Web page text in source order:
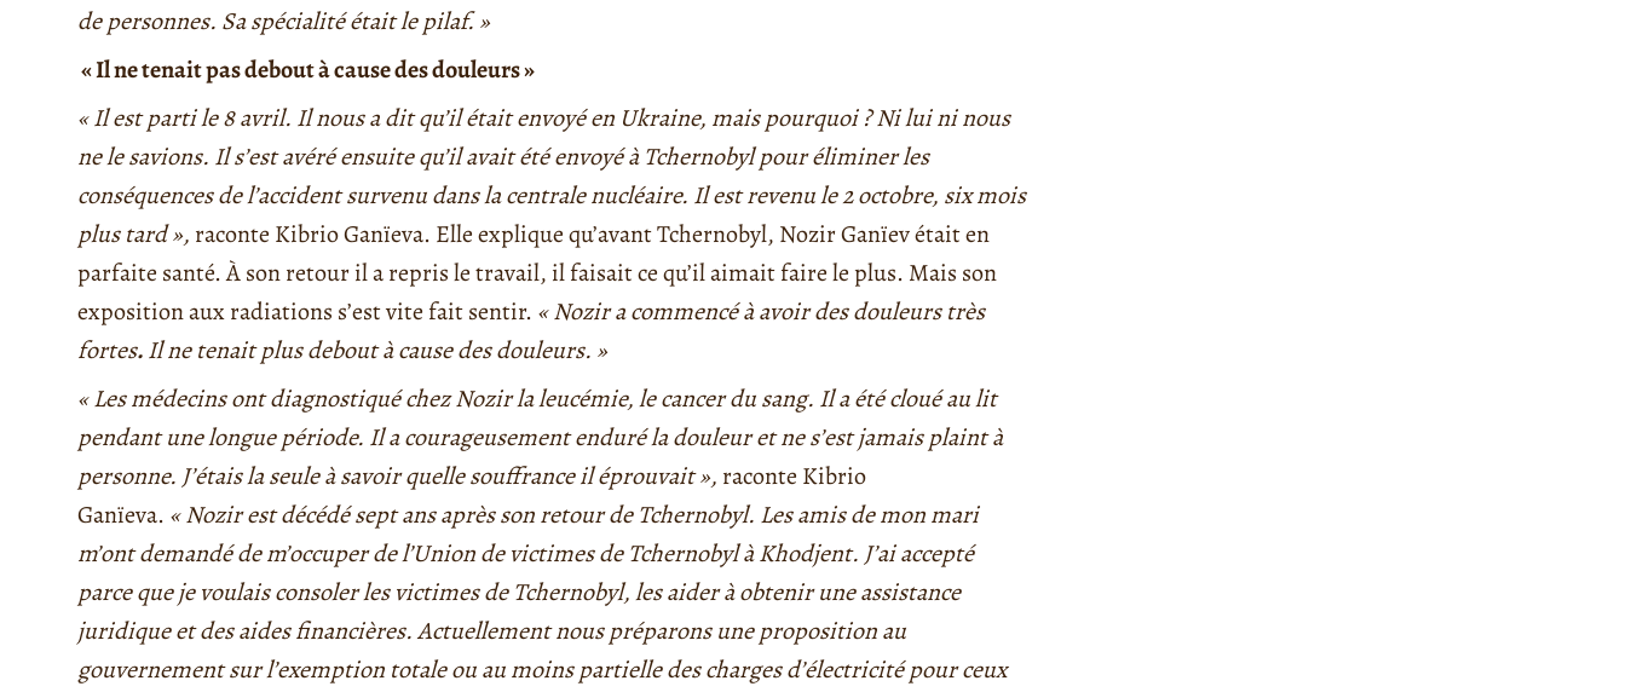
de personnes. Sa spécialité était le pilaf. »
« Il ne tenait pas debout à cause des douleurs »
« Il est parti le 8 avril. Il nous a dit qu’il était envoyé en Ukraine, mais pourquoi ? Ni lui ni nous
ne le savions. Il s’est avéré ensuite qu’il avait été envoyé à Tchernobyl pour éliminer les
conséquences de l’accident survenu dans la centrale nucléaire. Il est revenu le 2 octobre, six mois
plus tard », raconte Kibrio Ganïeva. Elle explique qu’avant Tchernobyl, Nozir Ganïev était en
parfaite santé. À son retour il a repris le travail, il faisait ce qu’il aimait faire le plus. Mais son
exposition aux radiations s’est vite fait sentir. « Nozir a commencé à avoir des douleurs très
fortes.Il ne tenait plus debout à cause des douleurs. »
« Les médecins ont diagnostiqué chez Nozir la leucémie, le cancer du sang. Il a été cloué au lit
pendant une longue période. Il a courageusement enduré la douleur et ne s’est jamais plaint à
personne. J’étais la seule à savoir quelle souffrance il éprouvait », raconte Kibrio
Ganïeva. « Nozir est décédé sept ans après son retour de Tchernobyl. Les amis de mon mari
m’ont demandé de m’occuper de l’Union de victimes de Tchernobyl à Khodjent. J’ai accepté
parce que je voulais consoler les victimes de Tchernobyl, les aider à obtenir une assistance
juridique et des aides financières. Actuellement nous préparons une proposition au
gouvernement sur l’exemption totale ou au moins partielle des charges d’électricité pour ceux